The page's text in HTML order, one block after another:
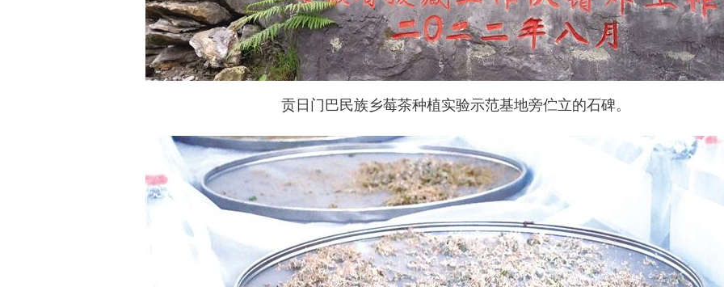
贡日门巴民族乡莓茶种植实验示范基地旁伫立的石碑。